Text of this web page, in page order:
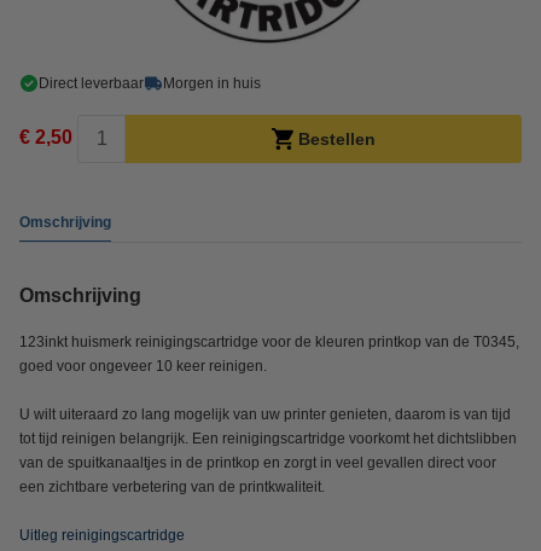
Direct leverbaar Morgen in huis
€ 2,50 Bestellen
Omschrijving
Omschrijving
123inkt huismerk reinigingscartridge voor de kleuren printkop van de T0345,
goed voor ongeveer 10 keer reinigen.
U wilt uiteraard zo lang mogelijk van uw printer genieten, daarom is van tijd
tot tijd reinigen belangrijk. Een reinigingscartridge voorkomt het dichtslibben
van de spuitkanaaltjes in de printkop en zorgt in veel gevallen direct voor
een zichtbare verbetering van de printkwaliteit.
Uitleg reinigingscartridge